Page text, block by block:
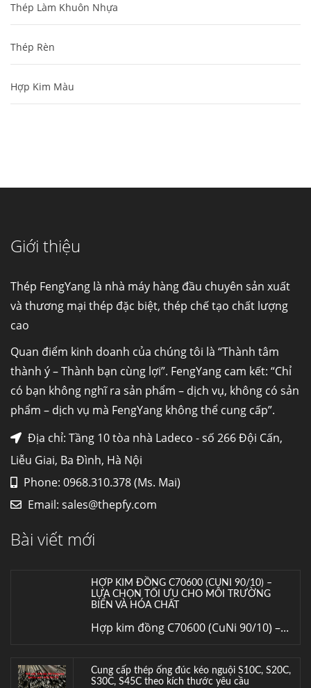
Thép Làm Khuôn Nhựa
Thép Rèn
Hợp Kim Màu
Giới thiệu
Thép FengYang là nhà máy hàng đầu chuyên sản xuất
và thương mại thép đặc biệt, thép chế tạo chất lượng
cao
Quan điểm kinh doanh của chúng tôi là “Thành tâm
thành ý – Thành bạn cùng lợi”. FengYang cam kết: “Chỉ
có bạn không nghĩ ra sản phẩm – dịch vụ, không có sản
phẩm – dịch vụ mà FengYang không thể cung cấp”.
Địa chỉ: Tầng 10 tòa nhà Ladeco - số 266 Đội Cấn,
Liễu Giai, Ba Đình, Hà Nội
Phone: 0968.310.378 (Ms. Mai)
Email: sales@thepfy.com
Bài viết mới
máy...
Hợp kim N06625 là hợp kim chịu
nhiệt,...
Mua inox ở đâu chất lượng giá tốt? Gọi ngay
Inox (thép không gỉ) là một trong...
LỰA CHỌN TỐI ƯU CHO MÔI TRƯỜNG
Hợp kim đồng C70600 (CuNi 90/10) –...
Cung cấp thép ống đúc kéo nguội S10C, S20C,
S30C, S45C theo kích thước yêu cầu
nhà máy thép Hòa Phát